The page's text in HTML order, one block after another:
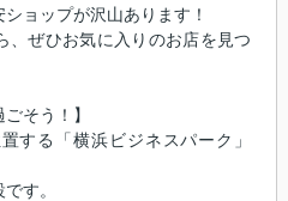
ョップが沢山あります！
、ぜひお気に入りのお店を見つ
そう！】
する「横浜ビジネスパーク」
す。